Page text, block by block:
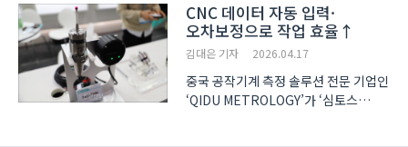
기존 범용 선반의 직관적인 조작성과
CNC 선반의 정밀함을 결합했다.
김향수 월드종합기계 대표는
‘프로그래밍..
CNC 데이터 자동 입력·
오차보정으로 작업 효율↑
김대은 기자 2026.04.17
중국 공작기계 측정 솔루션 전문 기업인
‘QIDU METROLOGY’가 ‘심토스